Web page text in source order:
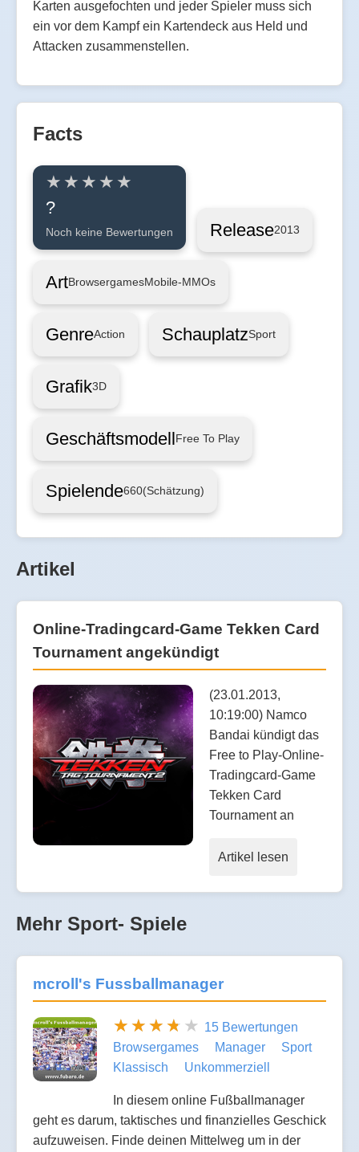
Karten ausgefochten und jeder Spieler muss sich
ein vor dem Kampf ein Kartendeck aus Held und
Attacken zusammenstellen.
Facts
?
Noch keine Bewertungen Release2013
ArtBrowsergamesMobile-MMOs
GenreAction SchauplatzSport
Grafik3D
GeschäftsmodellFree To Play
Spielende660(Schätzung)
Artikel
Online-Tradingcard-Game Tekken Card
Tournament angekündigt
(23.01.2013,
10:19:00) Namco
Bandai kündigt das
Free to Play-Online-
Tradingcard-Game
Tekken Card
Tournament an
Artikel lesen
Mehr Sport- Spiele
mcroll's Fussballmanager
15 Bewertungen
Browsergames
Manager
Sport
Klassisch
Unkommerziell
In diesem online Fußballmanager
geht es darum, taktisches und finanzielles Geschick
aufzuweisen. Finde deinen Mittelweg um in der